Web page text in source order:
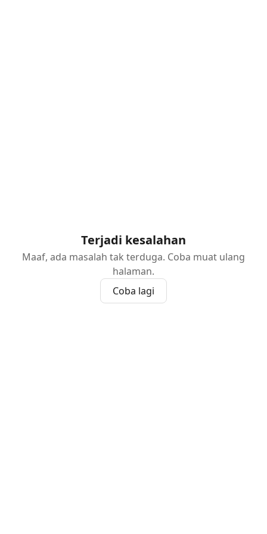
Terjadi kesalahan
Maaf, ada masalah tak terduga. Coba muat ulang
halaman.
Coba lagi